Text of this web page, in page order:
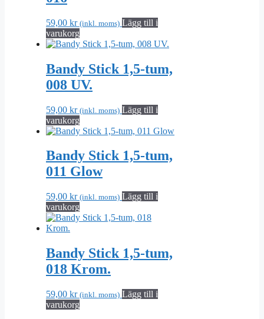
59,00 kr (inkl. moms) Lägg till i
varukorg
Bandy Stick 1,5-tum,
008 UV.
59,00 kr (inkl. moms) Lägg till i
varukorg
Bandy Stick 1,5-tum,
011 Glow
59,00 kr (inkl. moms) Lägg till i
varukorg
Bandy Stick 1,5-tum,
018 Krom.
59,00 kr (inkl. moms) Lägg till i
varukorg